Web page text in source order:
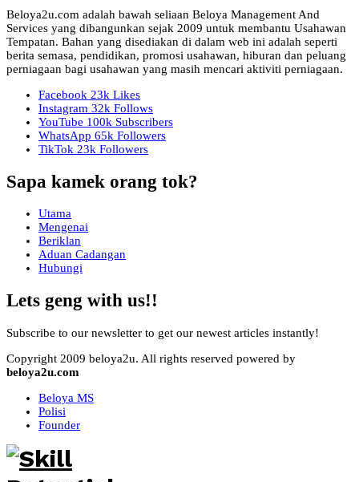
Beloya2u.com adalah bawah seliaan Beloya Management And
Services yang dibangunkan sejak 2009 untuk membantu Usahawan
Tempatan. Bahan yang disediakan di dalam web ini adalah seperti
berita semasa, pendidikan, promosi usahawan, hiburan dan peluang
perniagaan bagi usahawan yang masih mencari aktiviti perniagaan.
Facebook 23k Likes
Instagram 32k Follows
YouTube 100k Subscribers
WhatsApp 65k Followers
TikTok 23k Followers
Sapa kamek orang tok?
Utama
Mengenai
Beriklan
Aduan Cadangan
Hubungi
Lets geng with us!!
Subscribe to our newsletter to get our newest articles instantly!
Copyright 2009 beloya2u. All rights reserved powered by
beloya2u.com
Beloya MS
Polisi
Founder